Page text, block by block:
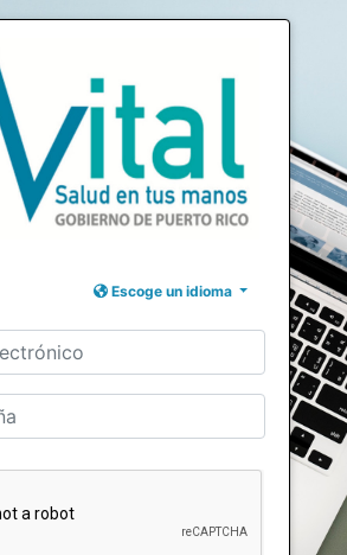
Escoge un idioma